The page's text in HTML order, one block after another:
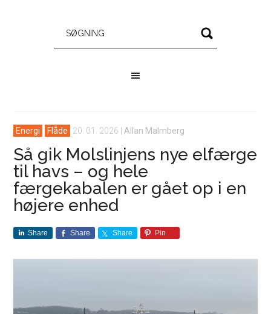
Energi Flåde 20. 01. 2026 Allan Malmberg
Så gik Molslinjens nye elfærge
til havs – og hele
færgekabalen er gået op i en
højere enhed
Share Share Share Pin